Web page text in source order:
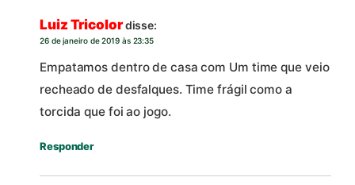
Luiz Tricolordisse:
26 de janeiro de 2019 às 23:35
Empatamos dentro de casa com Um time que veio
recheado de desfalques. Time frágil como a
torcida que foi ao jogo.
Responder